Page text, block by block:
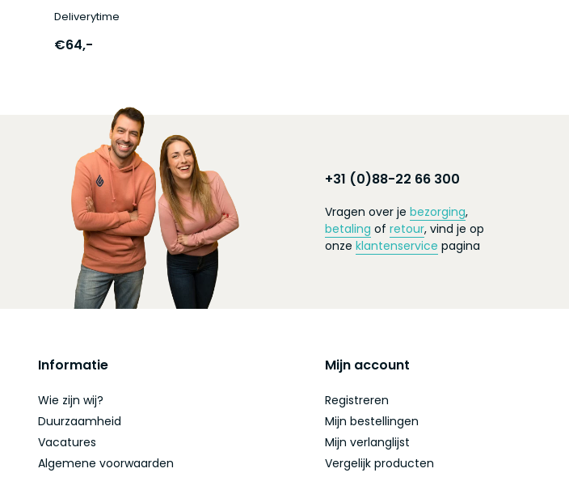
Deliverytime
€64,-
+31 (0)88-22 66 300
Vragen over je bezorging,
betaling of retour, vind je op
onze klantenservice pagina
Informatie
Wie zijn wij?
Duurzaamheid
Vacatures
Algemene voorwaarden
Mijn account
Registreren
Mijn bestellingen
Mijn verlanglijst
Vergelijk producten